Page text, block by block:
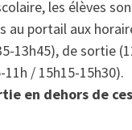
les élèves
au portail aux
13h45), de sortie
/ 15h15-15h30).
en dehors de